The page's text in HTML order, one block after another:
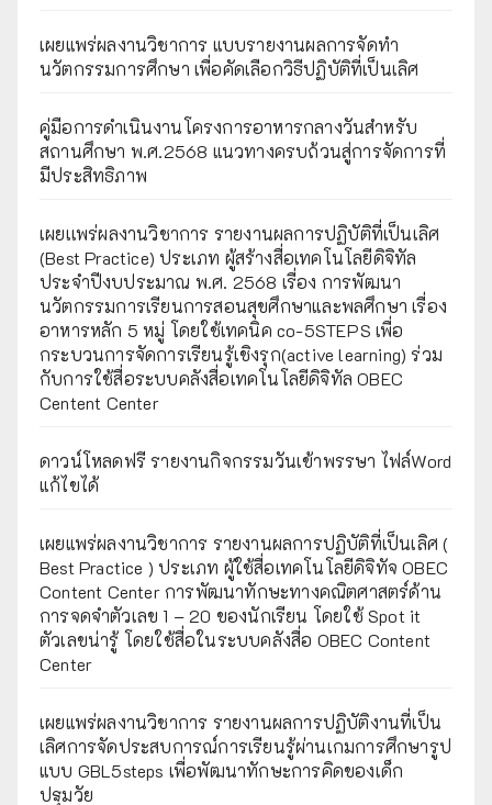
เผยแพร่ผลงานวิชาการ แบบรายงานผลการจัดทำ
นวัตกรรมการศึกษา เพื่อคัดเลือกวิธีปฏิบัติที่เป็นเลิศ
คู่มือการดำเนินงานโครงการอาหารกลางวันสำหรับ
สถานศึกษา พ.ศ.2568 แนวทางครบถ้วนสู่การจัดการที่
มีประสิทธิภาพ
เผยเเพร่ผลงานวิชาการ รายงานผลการปฏิบัติที่เป็นเลิศ
(Best Practice) ประเภท ผู้สร้างสื่อเทคโนโลยีดิจิทัล
ประจำปีงบประมาณ พ.ศ. 2568 เรื่อง การพัฒนา
นวัตกรรมการเรียนการสอนสุขศึกษาและพลศึกษา เรื่อง
อาหารหลัก 5 หมู่ โดยใช้เทคนิค co-5STEPS เพื่อ
กระบวนการจัดการเรียนรู้เชิงรุก(active learning) ร่วม
กับการใช้สื่อระบบคลังสื่อเทคโนโลยีดิจิทัล OBEC
Centent Center
ดาวน์โหลดฟรี รายงานกิจกรรมวันเข้าพรรษา ไฟล์Word
แก้ไขได้
เผยแพร่ผลงานวิชาการ รายงานผลการปฏิบัติที่เป็นเลิศ (
Best Practice ) ประเภท ผู้ใช้สื่อเทคโนโลยีดิจิทัจ OBEC
Content Center การพัฒนาทักษะทางคณิตศาสตร์ด้าน
การจดจำตัวเลข 1 – 20 ของนักเรียน โดยใช้ Spot it
ตัวเลขน่ารู้ โดยใช้สื่อในระบบคลังสื่อ OBEC Content
Center
เผยแพร่ผลงานวิชาการ รายงานผลการปฏิบัติงานที่เป็น
เลิศการจัดประสบการณ์การเรียนรู้ผ่านเกมการศึกษารูป
แบบ GBL5steps เพื่อพัฒนาทักษะการคิดของเด็ก
ปฐมวัย